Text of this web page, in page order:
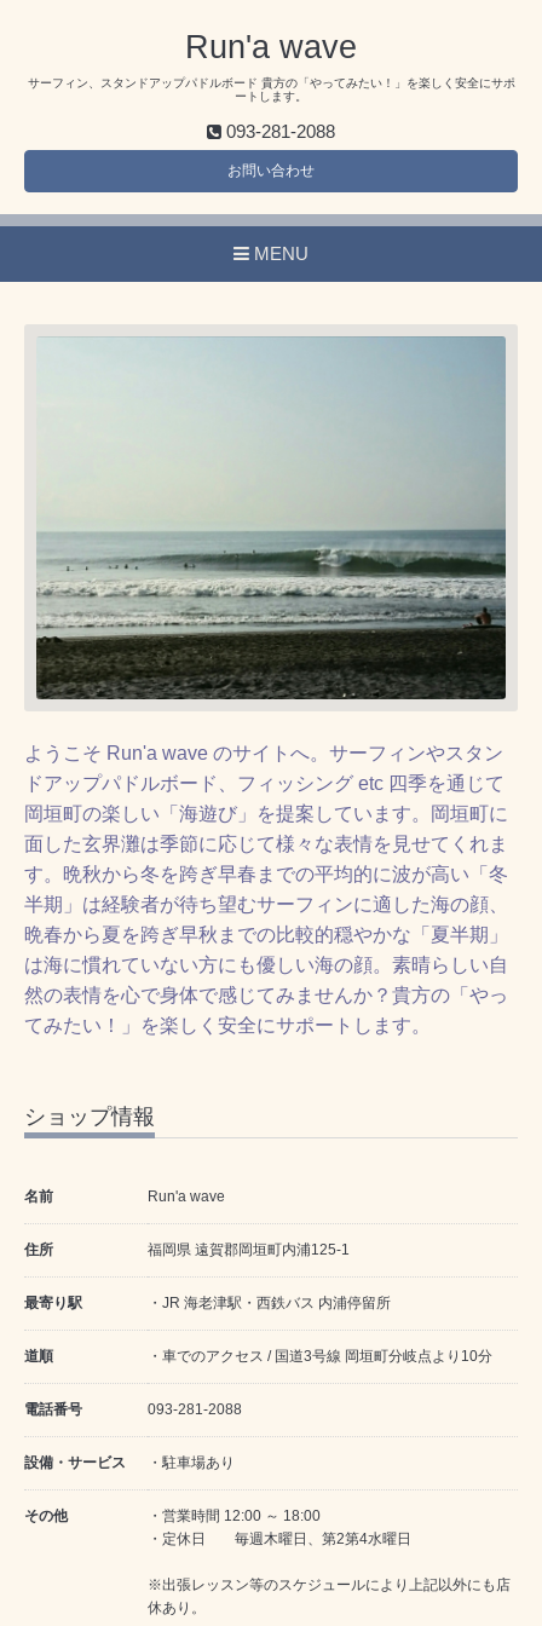
Run'a wave
サーフィン、スタンドアップパドルボード 貴方の「やってみたい！」を楽しく安全にサポ
ートします。
093-281-2088
お問い合わせ
MENU
ようこそ Run'a wave のサイトへ。サーフィンやスタン
ドアップパドルボード、フィッシング etc 四季を通じて
岡垣町の楽しい「海遊び」を提案しています。岡垣町に
面した玄界灘は季節に応じて様々な表情を見せてくれま
す。晩秋から冬を跨ぎ早春までの平均的に波が高い「冬
半期」は経験者が待ち望むサーフィンに適した海の顔、
晩春から夏を跨ぎ早秋までの比較的穏やかな「夏半期」
は海に慣れていない方にも優しい海の顔。素晴らしい自
然の表情を心で身体で感じてみませんか？貴方の「やっ
てみたい！」を楽しく安全にサポートします。
ショップ情報
名前 Run'a wave
住所 福岡県 遠賀郡岡垣町内浦125-1
最寄り駅 ・JR 海老津駅・西鉄バス 内浦停留所
道順 ・車でのアクセス / 国道3号線 岡垣町分岐点より10分
電話番号 093-281-2088
設備・サービス ・駐車場あり
その他
・営業時間 12:00 ～ 18:00
・定休日 毎週木曜日、第2第4水曜日
※出張レッスン等のスケジュールにより上記以外にも店
休あり。